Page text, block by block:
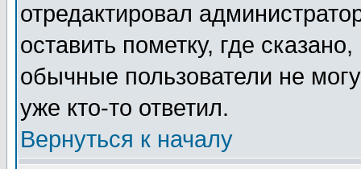
отредактировал
оставить пометку, где
обычные пользователи не
уже кто-то ответил.
Вернуться к началу